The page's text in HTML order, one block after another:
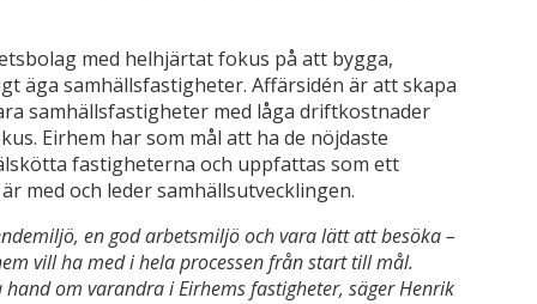
med helhjärtat fokus på att bygga,
äga samhällsfastigheter. Affärsidén är att skapa
samhällsfastigheter med låga driftkostnader
Eirhem har som mål att ha de nöjdaste
fastigheterna och uppfattas som ett
med och leder samhällsutvecklingen.
en god arbetsmiljö och vara lätt att besöka –
vill ha med i hela processen från start till mål.
om varandra i Eirhems fastigheter, säger Henrik